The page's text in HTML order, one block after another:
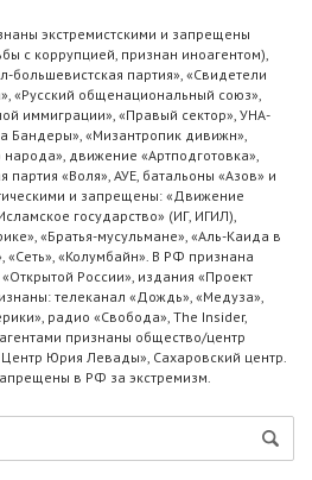
экстремистскими и запрещены
с коррупцией, признан иноагентом),
партия», «Свидетели
«Русский общенациональный союз»,
иммиграции», «Правый сектор», УНА-
Бандеры», «Мизантропик дивижн»,
движение «Артподготовка»,
партия «Воля», АУЕ, батальоны «Азов» и
и запрещены: «Движение
государство» (ИГ, ИГИЛ),
«Братья-мусульмане», «Аль-Каида в
«Сеть», «Колумбайн». В РФ признана
России», издания «Проект
телеканал «Дождь», «Медуза»,
радио «Свобода», The Insider,
признаны общество/центр
Юрия Левады», Сахаровский центр.
в РФ за экстремизм.